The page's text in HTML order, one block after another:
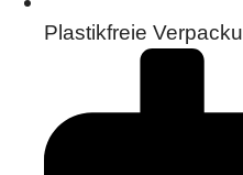
Plastikfreie